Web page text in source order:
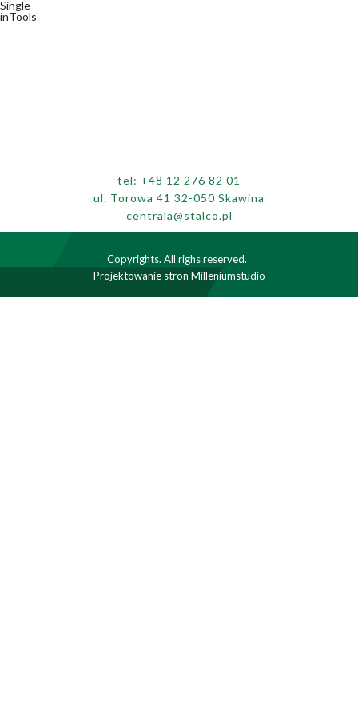
Single
inTools
tel: +48 12 276 82 01
ul. Torowa 41 32-050 Skawina
centrala@stalco.pl
Copyrights. All righs reserved.
Projektowanie stron Milleniumstudio